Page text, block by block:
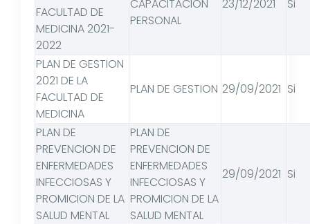
FACULTAD DE
MEDICINA 2021-
2022
CAPACITACION
PERSONAL
23/12/2021 Si
PLAN DE GESTION
2021 DE LA
FACULTAD DE
MEDICINA
PLAN DE GESTION 29/09/2021 Si
PLAN DE
PREVENCION DE
ENFERMEDADES
INFECCIOSAS Y
PROMICION DE LA
SALUD MENTAL
PLAN DE
PREVENCION DE
ENFERMEDADES
INFECCIOSAS Y
PROMICION DE LA
SALUD MENTAL
29/09/2021 Si